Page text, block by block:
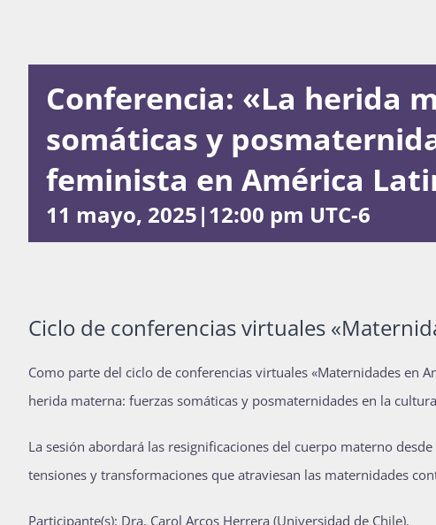
Conferencia: «La herida
somáticas y
feminista en América
11 mayo, 2025|12:00 pm UTC-6
Ciclo de conferencias virtuales
Como parte del ciclo de conferencias virtuales «Maternidades en
herida materna: fuerzas somáticas y posmaternidades en la
La sesión abordará las resignificaciones del cuerpo materno
tensiones y transformaciones que atraviesan las maternidades
Participante(s): Dra. Carol Arcos Herrera (Universidad de Chile).